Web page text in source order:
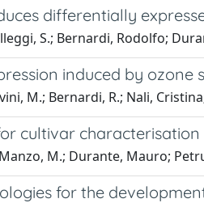
differentially
S.; Bernardi, Rodolfo;
induced by ozone
M.; Bernardi, R.; Nali,
cultivar characterisation
M.; Durante, Mauro;
for the